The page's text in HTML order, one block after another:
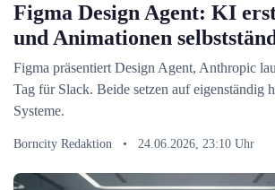
Figma Design Agent: KI
und Animationen
Figma präsentiert Design Agent, Anthropic
Tag für Slack. Beide setzen auf eigenständig
Systeme.
Borncity Redaktion • 24.06.2026, 23:10 Uhr